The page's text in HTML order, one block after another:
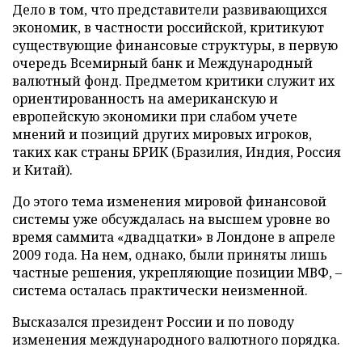
Дело в том, что представители развивающихся
экономик, в частности российской, критикуют
существующие финансовые структуры, в первую
очередь Всемирный банк и Международный
валютный фонд. Предметом критики служит их
ориентированность на американскую и
европейскую экономики при слабом учете
мнений и позиций других мировых игроков,
таких как страны БРИК (Бразилия, Индия, Россия
и Китай).
До этого тема изменения мировой финансовой
системы уже обсуждалась на высшем уровне во
время саммита «двадцатки» в Лондоне в апреле
2009 года. На нем, однако, были приняты лишь
частные решения, укрепляющие позиции МВФ, –
система осталась практически неизменной.
Высказался президент России и по поводу
изменения международного валютного порядка.